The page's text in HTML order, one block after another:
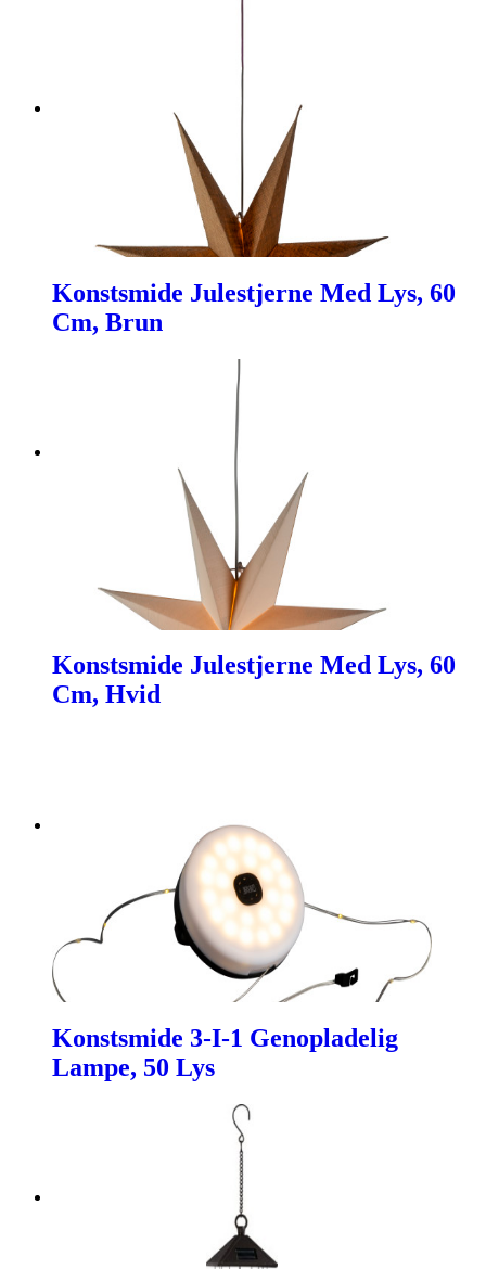
Konstsmide Julestjerne Med Lys, 60
Cm, Brun
Konstsmide Julestjerne Med Lys, 60
Cm, Hvid
Konstsmide 3-I-1 Genopladelig
Lampe, 50 Lys